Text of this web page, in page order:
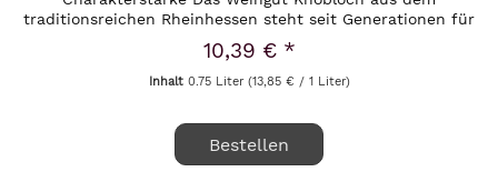
traditionsreichen Rheinhessen steht seit Generationen für
einen tiefen Respekt vor der Natur und...
10,39 € *
Inhalt 0.75 Liter (13,85 € / 1 Liter)
Bestellen